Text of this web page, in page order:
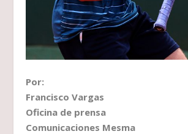
Por:
Francisco Vargas
Oficina de prensa
Comunicaciones Mesma